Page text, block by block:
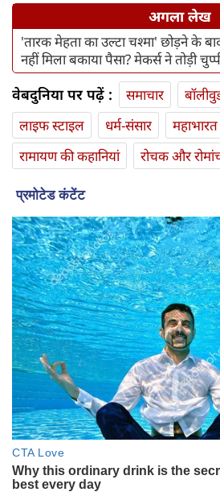
अगला लेख
'तारक मेहता का उल्टा चश्मा' छोड़ने के
नहीं मिला बकाया पैसा? मेकर्स ने तोड़ी
वेबदुनिया पर पढ़ें : समाचार
लाइफ स्‍टाइल
धर्म-संसार
रामायण की कहानियां
रोचक और